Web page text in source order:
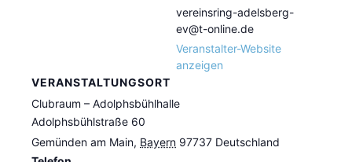
VERANSTALTUNGSORT
Clubraum – Adolphsbühlhalle
Adolphsbühlstraße 60
Gemünden am Main, Bayern 97737 Deutschland
vereinsring-adelsberg-
ev@t-online.de
Veranstalter-Website
anzeigen